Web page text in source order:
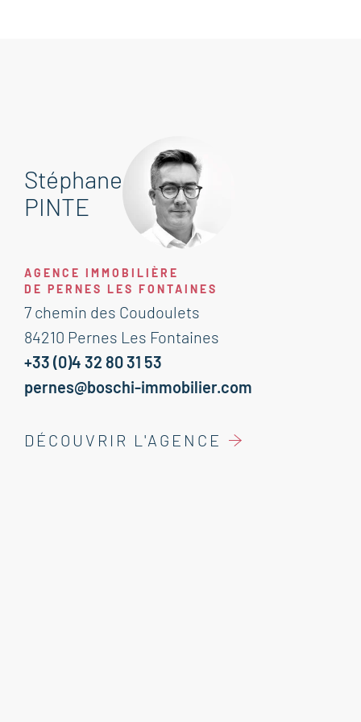
Stéphane
PINTE
AGENCE IMMOBILIÈRE
DE PERNES LES FONTAINES
7 chemin des Coudoulets
84210 Pernes Les Fontaines
+33 (0)4 32 80 31 53
pernes@boschi-immobilier.com
DÉCOUVRIR L'AGENCE